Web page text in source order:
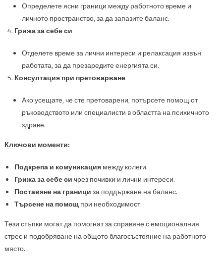
Определете ясни граници между работното време и
личното пространство, за да запазите баланс.
Грижа за себе си
Отделете време за лични интереси и релаксация извън
работата, за да презаредите енергията си.
Консултация при претоварване
Ако усещате, че сте претоварени, потърсете помощ от
ръководството или специалисти в областта на психичното
здраве.
Ключови моменти:
Подкрепа и комуникациямежду колеги.
Грижа за себе сичрез почивки и лични интереси.
Поставяне на границиза поддържане на баланс.
Търсене на помощпри необходимост.
Тези стъпки могат да помогнат за справяне с емоционалния
стрес и подобряване на общото благосъстояние на работното
място.